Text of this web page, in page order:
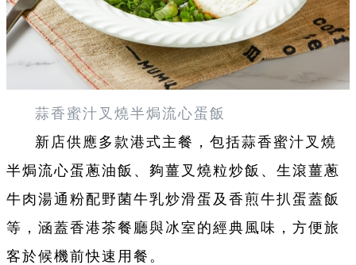
蒜香蜜汁叉燒半焗流心蛋飯
新店供應多款港式主餐，包括蒜香蜜汁叉燒
半焗流心蛋蔥油飯、夠薑叉燒粒炒飯、生滾薑蔥
牛肉湯通粉配野菌牛乳炒滑蛋及香煎牛扒蛋蓋飯
等，涵蓋香港茶餐廳與冰室的經典風味，方便旅
客於候機前快速用餐。